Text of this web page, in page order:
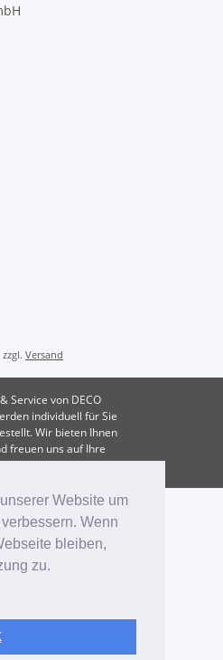
Website um
Wenn
bleiben,
zu.
Versand
Service von DECO
individuell für Sie
Wir bieten Ihnen
freuen uns auf Ihre